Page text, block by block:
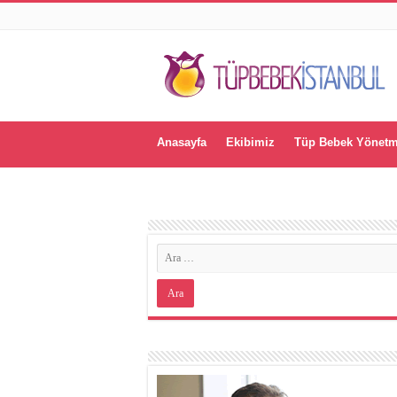
Anasayfa Ekibimiz Tüp Bebek